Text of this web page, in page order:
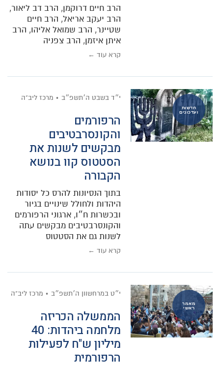
הרב חיים דרוקמן, הרב דב ליאור,
הרב יעקב אריאל, הרב חיים
שטיינר, הרב שמואל אליהו, הרב
איתן איזמן, הרב צפניה
קרא עוד ←
חדשות
ועדכונים
י״ד בשבט ה׳תשפ״ב מרכז ליב"ה
הרפורמים
והקונסרבטיבים
מבקשים לשנות את
הסטטוס קוו בנושא
הקבורה
בתוך הנסיונות להרס כל יסודות
היהדות ולחולל שינויים בגיור
ובכשרות ח״ו, ארגוני הרפורמים
והקונסרבטיבים מבקשים עתה
לשנות גם את הסטטוס
קרא עוד ←
מאמר
ראשי
י״ט במרחשוון ה׳תשפ״ב מרכז ליב"ה
הממשלה הכריזה
מלחמה ביהדות: 40
מיליון ש"ח לפעילות
הרפורמית